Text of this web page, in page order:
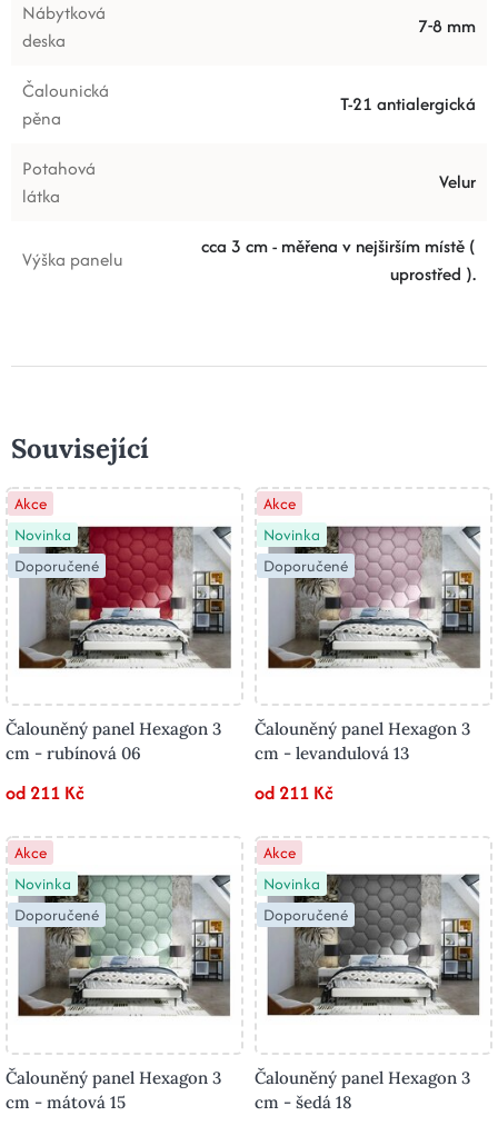
Nábytková
deska
7-8 mm
Čalounická
pěna
T-21 antialergická
Potahová
látka
Velur
Výška panelu
cca 3 cm - měřena v nejširším místě (
uprostřed ).
Související
Akce
Novinka
Doporučené
Čalouněný panel Hexagon 3
cm - rubínová 06
od 211 Kč
Akce
Novinka
Doporučené
Čalouněný panel Hexagon 3
cm - levandulová 13
od 211 Kč
Akce
Novinka
Doporučené
Čalouněný panel Hexagon 3
cm - mátová 15
Akce
Novinka
Doporučené
Čalouněný panel Hexagon 3
cm - šedá 18